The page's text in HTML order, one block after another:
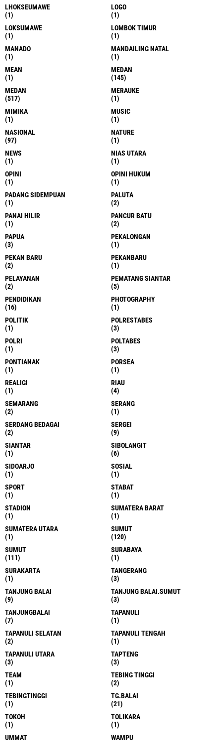
LHOKSEUMAWE
(1)
LOGO
(1)
LOKSUMAWE
(1)
LOMBOK TIMUR
(1)
MANADO
(1)
MANDAILING NATAL
(1)
MEAN
(1)
MEDAN
(145)
MEDAN
(517)
MERAUKE
(1)
MIMIKA
(1)
MUSIC
(1)
NASIONAL
(97)
NATURE
(1)
NEWS
(1)
NIAS UTARA
(1)
OPINI
(1)
OPINI HUKUM
(1)
PADANG SIDEMPUAN
(1)
PALUTA
(2)
PANAI HILIR
(1)
PANCUR BATU
(2)
PAPUA
(3)
PEKALONGAN
(1)
PEKAN BARU
(2)
PEKANBARU
(1)
PELAYANAN
(2)
PEMATANG SIANTAR
(5)
PENDIDIKAN
(16)
PHOTOGRAPHY
(1)
POLITIK
(1)
POLRESTABES
(3)
POLRI
(1)
POLTABES
(3)
PONTIANAK
(1)
PORSEA
(1)
REALIGI
(1)
RIAU
(4)
SEMARANG
(2)
SERANG
(1)
SERDANG BEDAGAI
(2)
SERGEI
(9)
SIANTAR
(1)
SIBOLANGIT
(6)
SIDOARJO
(1)
SOSIAL
(1)
SPORT
(1)
STABAT
(1)
STADION
(1)
SUMATERA BARAT
(1)
SUMATERA UTARA
(1)
SUMUT
(120)
SUMUT
(111)
SURABAYA
(1)
SURAKARTA
(1)
TANGERANG
(3)
TANJUNG BALAI
(9)
TANJUNG BALAI.SUMUT
(3)
TANJUNGBALAI
(7)
TAPANULI
(1)
TAPANULI SELATAN
(2)
TAPANULI TENGAH
(1)
TAPANULI UTARA
(3)
TAPTENG
(3)
TEAM
(1)
TEBING TINGGI
(2)
TEBINGTINGGI
(1)
TG.BALAI
(21)
TOKOH
(1)
TOLIKARA
(1)
UMMAT
WAMPU